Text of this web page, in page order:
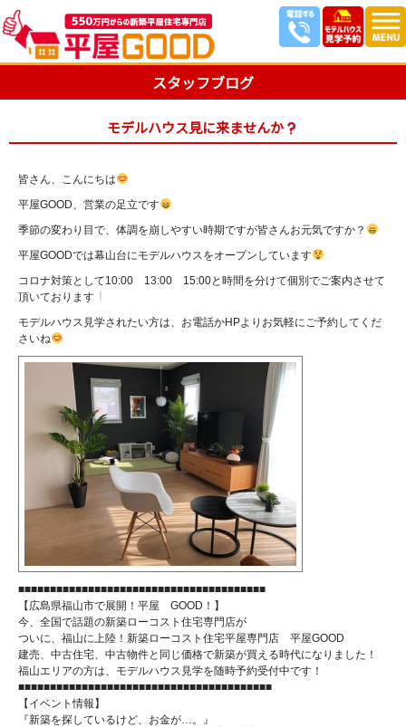
スタッフブログ
モデルハウス見に来ませんか
皆さん、こんにちは
平屋GOOD、営業の足立です
季節の変わり目で、体調を崩しやすい時期ですが皆さんお元気ですか？
平屋GOODでは幕山台にモデルハウスをオープンしています
コロナ対策として10:00 13:00 15:00と時間を分けて個別でご案内させて
頂いております
モデルハウス見学されたい方は、お電話かHPよりお気軽にご予約してくだ
さいね
■■■■■■■■■■■■■■■■■■■■■■■■■■■■■■■■■■■■■■■
【広島県福山市で展開！平屋 GOOD！】
今、全国で話題の新築ローコスト住宅専門店が
ついに、福山に上陸！新築ローコスト住宅平屋専門店 平屋GOOD
建売、中古住宅、中古物件と同じ価格で新築が買える時代になりました！
福山エリアの方は、モデルハウス見学を随時予約受付中です！
■■■■■■■■■■■■■■■■■■■■■■■■■■■■■■■■■■■■■■■■
【イベント情報】
『新築を探しているけど、お金が…。』